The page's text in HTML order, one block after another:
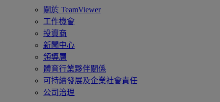
關於 TeamViewer
工作機會
投資商
新聞中心
領導層
體育行業夥伴關係
可持續發展及企業社會責任
公司治理